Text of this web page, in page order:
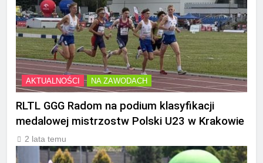
AKTUALNOŚCI NA ZAWODACH
RLTL GGG Radom na podium klasyfikacji
medalowej mistrzostw Polski U23 w Krakowie
2 lata temu